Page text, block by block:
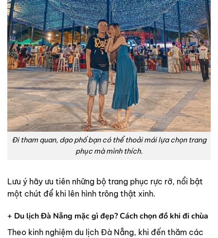
Đi tham quan, dạo phố bạn có thể thoải mái lựa chọn trang
phục mà mình thích.
Lưu ý hãy ưu tiên những bộ trang phục rực rỡ, nổi bật
một chút để khi lên hình trông thật xinh.
+ Du lịch Đà Nẵng mặc gì đẹp? Cách chọn đồ khi đi chùa
Theo kinh nghiệm du lịch Đà Nẵng, khi đến thăm các